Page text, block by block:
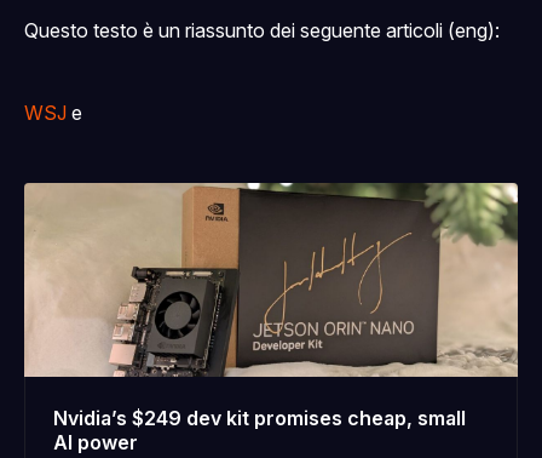
Questo testo è un riassunto dei seguente articoli (eng):
WSJ e
Nvidia’s $249 dev kit promises cheap, small
AI power